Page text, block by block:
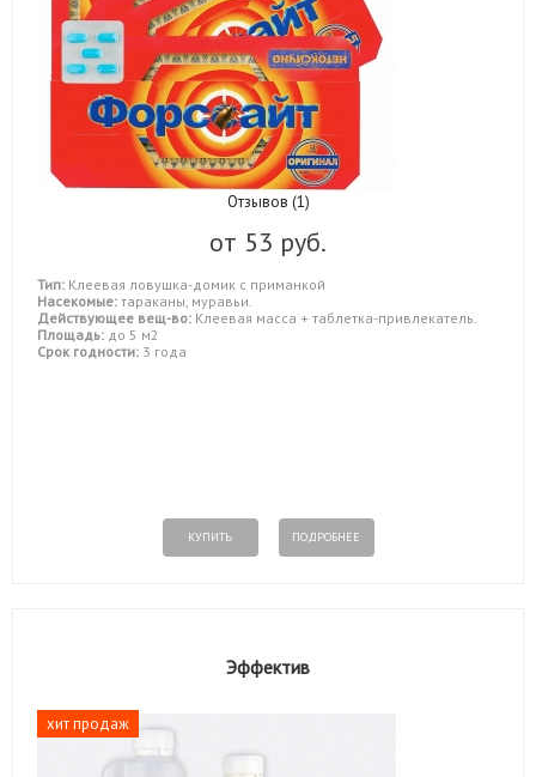
Отзывов (1)
от 53 руб.
Тип: Клеевая ловушка-домик с приманкой
Насекомые: тараканы, муравьи.
Действующее вещ-во: Клеевая масса + таблетка-привлекатель.
Площадь: до 5 м2
Срок годности: 3 года
КУПИТЬ ПОДРОБНЕЕ
Эффектив
хит продаж